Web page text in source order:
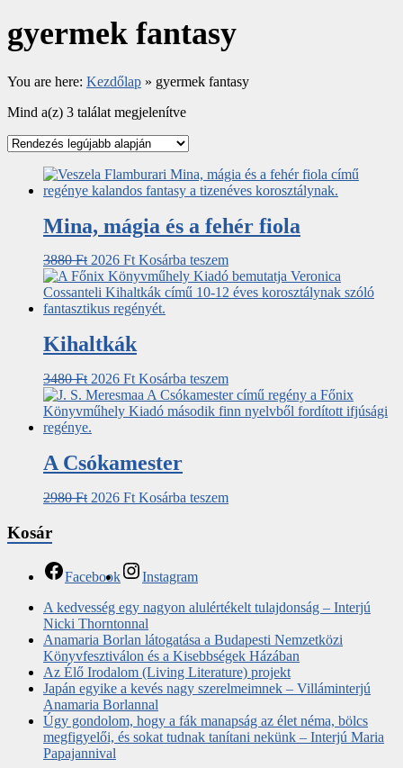
gyermek fantasy
You are here: Kezdőlap » gyermek fantasy
Mind a(z) 3 találat megjelenítve
Mina, mágia és a fehér fiola
3880Ft 2026 Ft Kosárba teszem
Kihaltkák
3480Ft 2026 Ft Kosárba teszem
A Csókamester
2980Ft 2026 Ft Kosárba teszem
Kosár
Facebook
Instagram
A kedvesség egy nagyon alulértékelt tulajdonság – Interjú
Nicki Thorntonnal
Anamaria Borlan látogatása a Budapesti Nemzetközi
Könyvfesztiválon és a Kisebbségek Házában
Az Élő Irodalom (Living Literature) projekt
Japán egyike a kevés nagy szerelmeimnek – Villáminterjú
Anamaria Borlannal
Úgy gondolom, hogy a fák manapság az élet néma, bölcs
megfigyelői, és sokat tudnak tanítani nekünk – Interjú Maria
Papajannival